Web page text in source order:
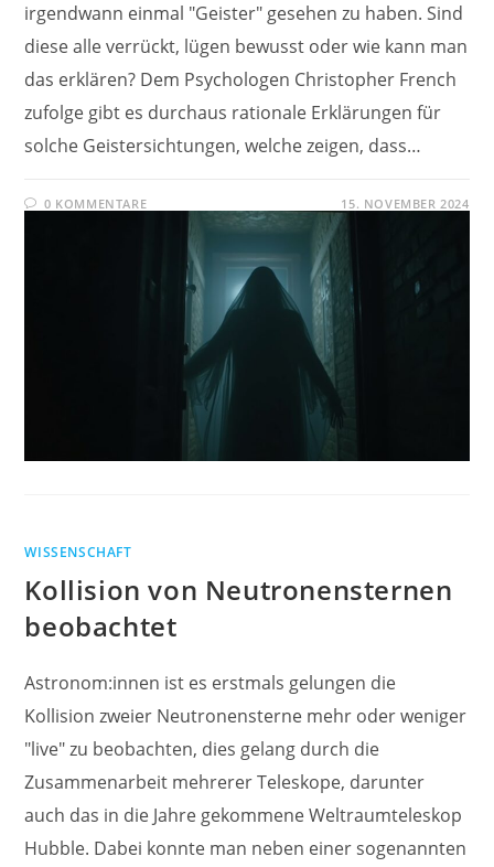
irgendwann einmal "Geister" gesehen zu haben. Sind
diese alle verrückt, lügen bewusst oder wie kann man
das erklären? Dem Psychologen Christopher French
zufolge gibt es durchaus rationale Erklärungen für
solche Geistersichtungen, welche zeigen, dass…
0 KOMMENTARE 15. NOVEMBER 2024
WISSENSCHAFT
Kollision von Neutronensternen
beobachtet
Astronom:innen ist es erstmals gelungen die
Kollision zweier Neutronensterne mehr oder weniger
"live" zu beobachten, dies gelang durch die
Zusammenarbeit mehrerer Teleskope, darunter
auch das in die Jahre gekommene Weltraumteleskop
Hubble. Dabei konnte man neben einer sogenannten